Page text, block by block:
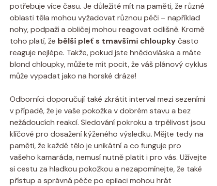
potřebuje více času. Je důležité mít na paměti, že různé
oblasti těla mohou vyžadovat různou péči – například
nohy, podpaží a obličej mohou reagovat odlišně. Kromě
toho platí, že bělší pleť s tmavšími chloupkyčasto
reaguje nejlépe. Takže, pokud jste hnědovláska a máte
blond chloupky, můžete mít pocit, že váš plánový cyklus
může vypadat jako na horské dráze!
Odborníci doporučují také zkrátit interval mezi sezeními
v případě, že je vaše pokožka v dobrém stavu a bez
nežádoucích reakcí. Sledování pokroku a trpělivost jsou
klíčové pro dosažení kýženého výsledku. Mějte tedy na
paměti, že každé tělo je unikátní a co funguje pro
vašeho kamaráda, nemusí nutně platit i pro vás. Užívejte
si cestu za hladkou pokožkou a nezapomínejte, že také
přístup a správná péče po epilaci mohou hrát